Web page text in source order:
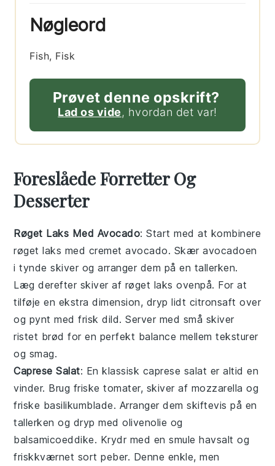
Nøgleord
Fish, Fisk
Prøvet denne opskrift?
Lad os vide, hvordan det var!
Foreslåede Forretter Og
Desserter
Røget Laks Med Avocado: Start med at kombinere
røget laks med cremetavocado. Skær avocadoen
i tynde skiver og arranger dem på en tallerken.
Læg derefter skiver af røget laks ovenpå. For at
tilføje en ekstra dimension, dryp lidt citronsaft over
og pynt med friskdild. Server med små skiver
ristet brød for en perfekt balance mellem teksturer
og smag.
Caprese Salat: En klassisk caprese salat er altid en
vinder. Brug frisketomater, skiver af mozzarella og
friske basilikumblade. Arranger dem skiftevis på en
tallerken og dryp medolivenolie og
balsamicoeddike. Krydr med en smulehavsalt og
friskkværnet sort peber. Denne enkle, men